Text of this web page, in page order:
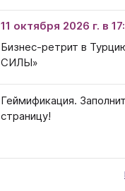
11 октября 2026 г. в
Бизнес-ретрит в
СИЛЫ»
Геймификация.
страницу!